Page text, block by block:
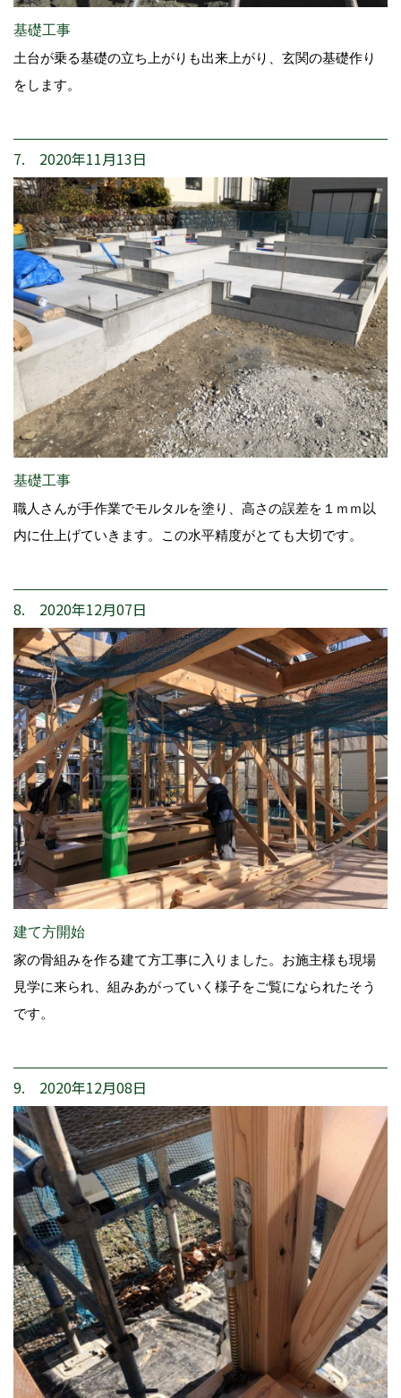
基礎工事
土台が乗る基礎の立ち上がりも出来上がり、玄関の基礎作り
をします。
7. 2020年11月13日
基礎工事
職人さんが手作業でモルタルを塗り、高さの誤差を１ｍｍ以
内に仕上げていきます。この水平精度がとても大切です。
8. 2020年12月07日
建て方開始
家の骨組みを作る建て方工事に入りました。お施主様も現場
見学に来られ、組みあがっていく様子をご覧になられたそう
です。
9. 2020年12月08日